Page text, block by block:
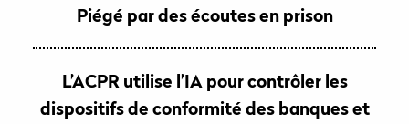
Piégé par des écoutes en prison
L’ACPR utilise l’IA pour contrôler les
dispositifs de conformité des banques et